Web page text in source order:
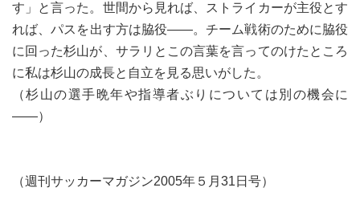
す」と言った。世間から見れば、ストライカーが主役とす
れば、パスを出す方は脇役――。チーム戦術のために脇役
に回った杉山が、サラリとこの言葉を言ってのけたところ
に私は杉山の成長と自立を見る思いがした。
（杉山の選手晩年や指導者ぶりについては別の機会に
――）
（週刊サッカーマガジン2005年５月31日号）